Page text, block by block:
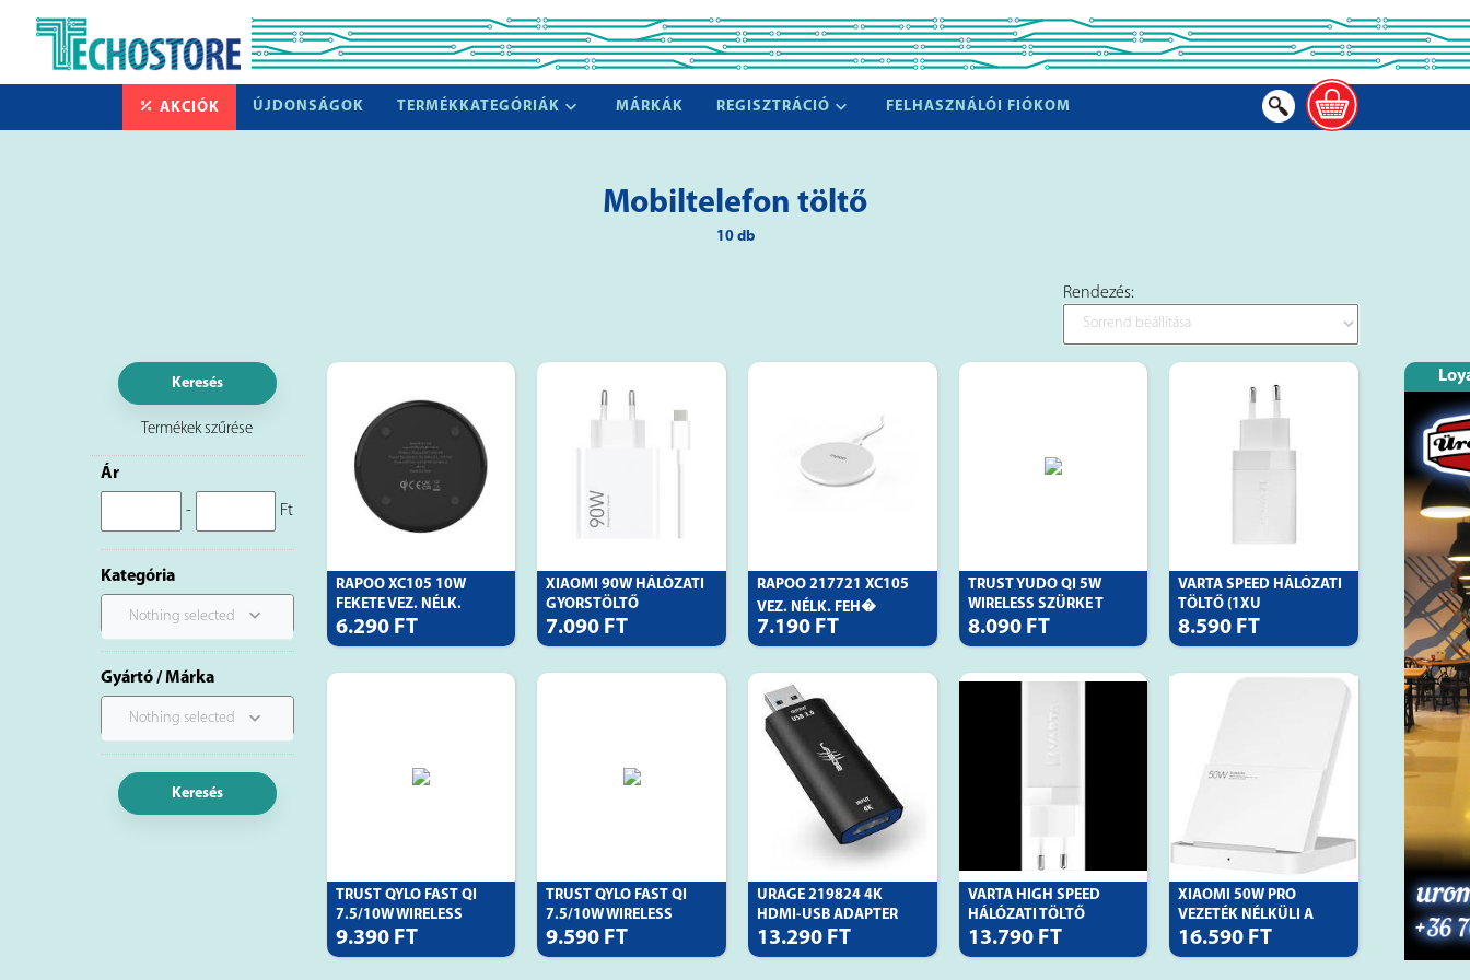
AKCIÓK ÚJDONSÁGOK TERMÉKKATEGÓRIÁK MÁRKÁK REGISZTRÁCIÓ FELHASZNÁLÓI FIÓKOM
Mobiltelefon töltő
10 db
Rendezés:
Keresés
Termékek szűrése
Ár
- Ft
Kategória
Nothing selected
Gyártó / Márka
Nothing selected
Keresés
RAPOO XC105 10W
FEKETE VEZ. NÉLK.
6.290 FT
XIAOMI 90W HÁLÓZATI
GYORSTÖLTŐ
7.090 FT
RAPOO 217721 XC105
VEZ. NÉLK. FEH�
7.190 FT
TRUST YUDO QI 5W
WIRELESS SZÜRKE T
8.090 FT
VARTA SPEED HÁLÓZATI
TÖLTŐ (1XU
8.590 FT
TRUST QYLO FAST QI
7.5/10W WIRELESS
9.390 FT
TRUST QYLO FAST QI
7.5/10W WIRELESS
9.590 FT
URAGE 219824 4K
HDMI-USB ADAPTER
13.290 FT
VARTA HIGH SPEED
HÁLÓZATI TÖLTŐ
13.790 FT
XIAOMI 50W PRO
VEZETÉK NÉLKÜLI A
16.590 FT